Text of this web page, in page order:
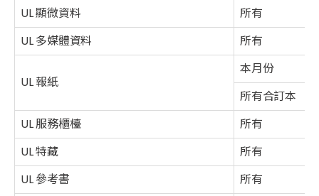
UL 顯微資料
所有
UL 多媒體資料
所有
UL 報紙
本月份
所有合訂本
UL 服務櫃檯
所有
UL 特藏
所有
UL 參考書
所有